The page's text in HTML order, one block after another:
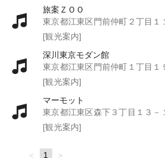
旅案ＺＯＯ
東京都江東区門前仲町２丁目１
[観光案内]
深川東京モダン館
東京都江東区門前仲町１丁目１
[観光案内]
マーモット
東京都江東区森下３丁目１３－
[観光案内]
page
You're
1 page